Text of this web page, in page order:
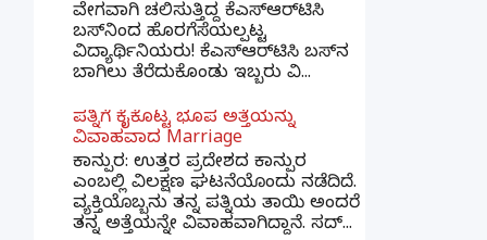
ವೇಗವಾಗಿ ಚಲಿಸುತ್ತಿದ್ದ ಕೆಎಸ್‌ಆರ್‌ಟಿಸಿ
ಬಸ್‌ನಿಂದ ಹೊರಗೆಸೆಯಲ್ಪಟ್ಟ
ವಿದ್ಯಾರ್ಥಿನಿಯರು! ಕೆಎಸ್‌ಆರ್‌ಟಿಸಿ ಬಸ್‌ನ
ಬಾಗಿಲು ತೆರೆದುಕೊಂಡು ಇಬ್ಬರು ವಿ...
ಪತ್ನಿಗೆ ಕೈಕೊಟ್ಟ ಭೂಪ ಅತ್ತೆಯನ್ನು
ವಿವಾಹವಾದ Marriage
ಕಾನ್ಪುರ: ಉತ್ತರ ಪ್ರದೇಶದ ಕಾನ್ಪುರ
ಎಂಬಲ್ಲಿ ವಿಲಕ್ಷಣ ಘಟನೆಯೊಂದು ನಡೆದಿದೆ.
ವ್ಯಕ್ತಿಯೊಬ್ಬನು ತನ್ನ ಪತ್ನಿಯ ತಾಯಿ ಅಂದರೆ
ತನ್ನ ಅತ್ತೆಯನ್ನೇ ವಿವಾಹವಾಗಿದ್ದಾನೆ. ಸದ್...